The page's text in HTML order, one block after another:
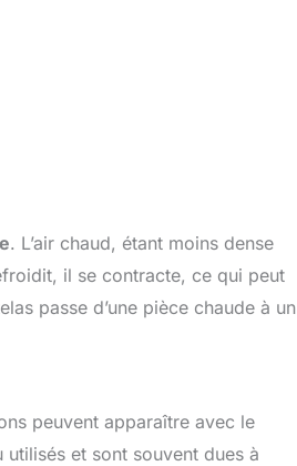
. L’air chaud, étant moins dense
il se contracte, ce qui peut
passe d’une pièce chaude à un
peuvent apparaître avec le
et sont souvent dues à